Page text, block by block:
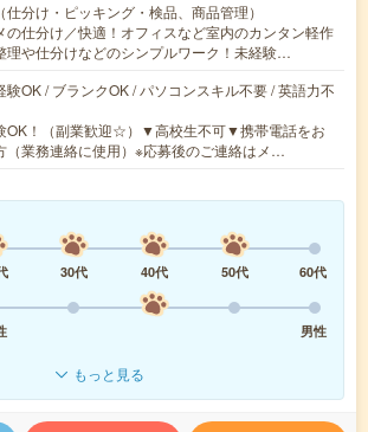
仕分け・ピッキング・検品、商品管理）
の仕分け／快適！オフィスなど室内のカンタン軽作
理や仕分けなどのシンプルワーク！未経験…
験OK / ブランクOK / パソコンスキル不要 / 英語力不
OK！（副業歓迎☆）▼高校生不可▼携帯電話をお
（業務連絡に使用）※応募後のご連絡はメ…
30代 40代 50代
60代
男性
もっと見る